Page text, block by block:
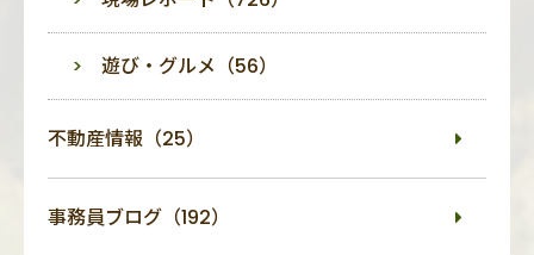
遊び・グルメ（56）
不動産情報（25）
事務員ブログ（192）